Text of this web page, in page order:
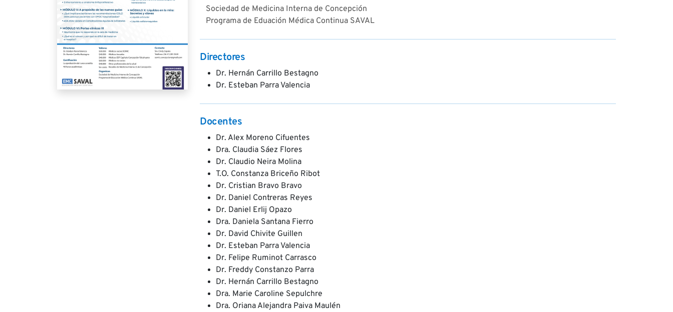
Sociedad de Medicina Interna de Concepción
Programa de Eduación Médica Continua SAVAL
Directores
Dr. Hernán Carrillo Bestagno
Dr. Esteban Parra Valencia
Docentes
Dr. Alex Moreno Cifuentes
Dra. Claudia Sáez Flores
Dr. Claudio Neira Molina
T.O. Constanza Briceño Ribot
Dr. Cristian Bravo Bravo
Dr. Daniel Contreras Reyes
Dr. Daniel Erlij Opazo
Dra. Daniela Santana Fierro
Dr. David Chivite Guillen
Dr. Esteban Parra Valencia
Dr. Felipe Ruminot Carrasco
Dr. Freddy Constanzo Parra
Dr. Hernán Carrillo Bestagno
Dra. Marie Caroline Sepulchre
Dra. Oriana Alejandra Paiva Maulén